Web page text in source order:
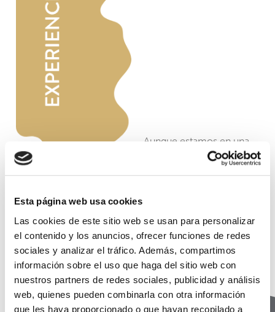
Esta página web usa cookies
Las cookies de este sitio web se usan para personalizar
el contenido y los anuncios, ofrecer funciones de redes
sociales y analizar el tráfico. Además, compartimos
información sobre el uso que haga del sitio web con
nuestros partners de redes sociales, publicidad y análisis
web, quienes pueden combinarla con otra información
que les haya proporcionado o que hayan recopilado a
Aunque estamos en una
formación constante.